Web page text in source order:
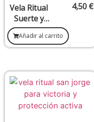
Vela Ritual
Suerte y
Fortuna –
Abundancia
,
d y Buena
Energía
4,50 €
Añadir al carrito